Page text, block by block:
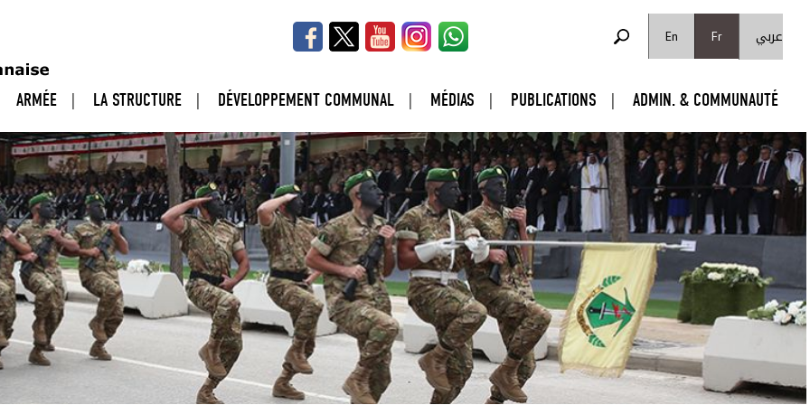
En
Fr عربي FORMULAIRE DE RECHERCHE
ARMÉE LA STRUCTURE DÉVELOPPEMENT COMMUNAL MÉDIAS PUBLICATIONS ADMIN. & COMMUNAUTÉ